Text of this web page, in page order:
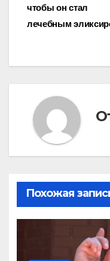
записям
чтобы он стал
лечебным
Похожая